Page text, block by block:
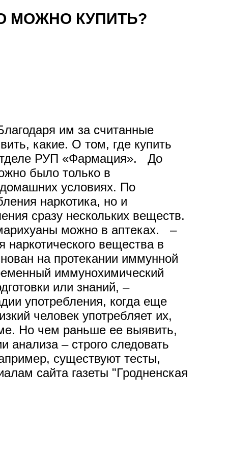
МОЖНО КУПИТЬ?
им за считанные
какие. О том, где купить
РУП «Фармация». До
было только в
условиях. По
наркотика, но и
сразу нескольких веществ.
можно в аптеках. –
наркотического вещества в
на протекании иммунной
иммунохимический
или знаний, –
употребления, когда еще
человек употребляет их,
Но чем раньше ее выявить,
– строго следовать
существуют тесты,
сайта газеты "Гродненская